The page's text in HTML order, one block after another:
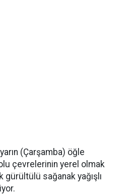
(Çarşamba) öğle
çevrelerinin yerel olmak
sağanak yağışlı